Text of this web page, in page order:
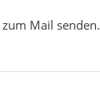
Mail senden.